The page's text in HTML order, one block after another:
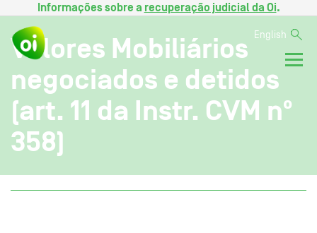
Informações sobre a recuperação judicial da Oi.
English
Valores Mobiliários
negociados e detidos
(art. 11 da Instr. CVM nº
358)